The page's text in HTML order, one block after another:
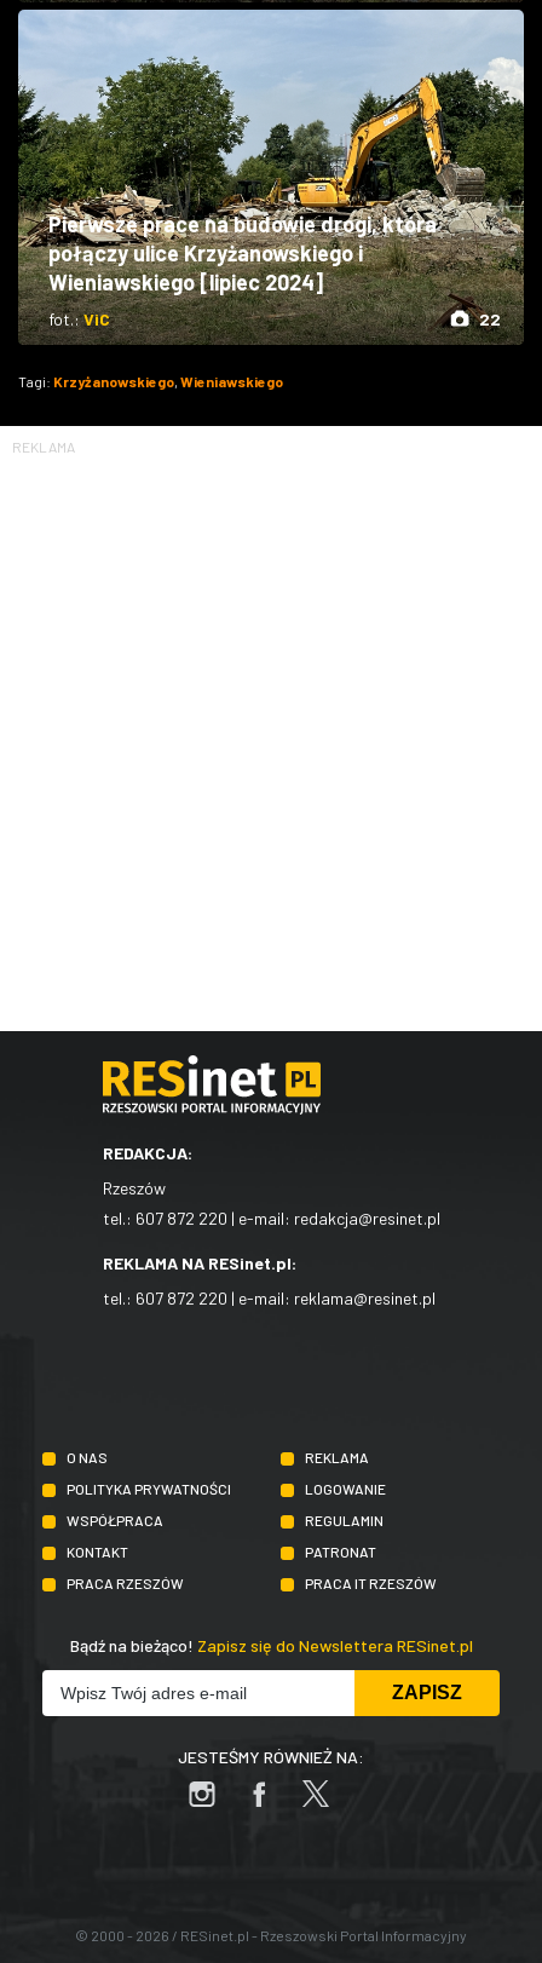
Pierwsze prace na budowie drogi, która
połączy ulice Krzyżanowskiego i
Wieniawskiego [lipiec 2024]
fot.:ViC 22
Tagi: Krzyżanowskiego, Wieniawskiego
REKLAMA
REDAKCJA:
Rzeszów
tel.: 607 872 220 | e-mail: redakcja@resinet.pl
REKLAMA NA RESinet.pl:
tel.: 607 872 220 | e-mail: reklama@resinet.pl
O NAS
REKLAMA
POLITYKA PRYWATNOŚCI
LOGOWANIE
WSPÓŁPRACA
REGULAMIN
KONTAKT
PATRONAT
PRACA RZESZÓW
PRACA IT RZESZÓW
Bądź na bieżąco! Zapisz się do Newslettera RESinet.pl
JESTEŚMY RÓWNIEŻ NA:
© 2000 - 2026 / RESinet.pl - Rzeszowski Portal Informacyjny